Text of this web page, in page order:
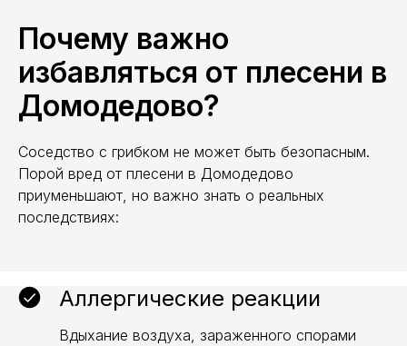
Почему важно
избавляться от плесени в
Домодедово?
Соседство с грибком не может быть безопасным.
Порой вред от плесени в Домодедово
приуменьшают, но важно знать о реальных
последствиях:
Аллергические реакции
Вдыхание воздуха, зараженного спорами